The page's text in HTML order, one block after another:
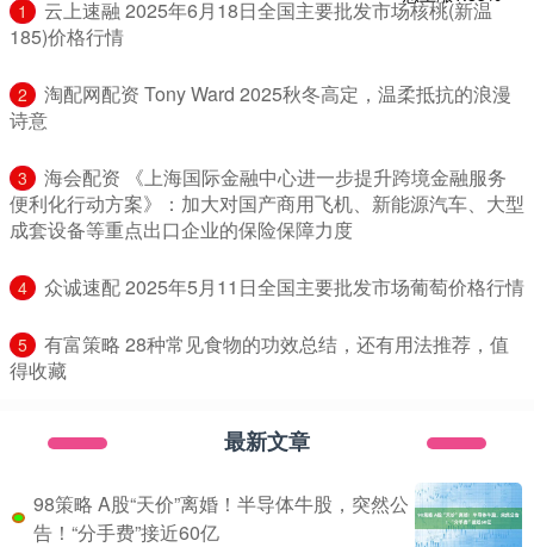
1
​云上速融 2025年6月18日全国主要批发市场核桃(新温
185)价格行情
2
​淘配网配资 Tony Ward 2025秋冬高定，温柔抵抗的浪漫
诗意
3
​海会配资 《上海国际金融中心进一步提升跨境金融服务
便利化行动方案》：加大对国产商用飞机、新能源汽车、大型
成套设备等重点出口企业的保险保障力度
4 ​众诚速配 2025年5月11日全国主要批发市场葡萄价格行情
5
​有富策略 28种常见食物的功效总结，还有用法推荐，值
得收藏
最新文章
98策略 A股“天价”离婚！半导体牛股，突然公
告！“分手费”接近60亿